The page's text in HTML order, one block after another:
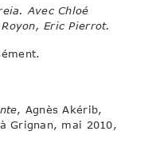
Avec Chloé
Eric Pierrot.
, Agnès Akérib,
Grignan, mai 2010,